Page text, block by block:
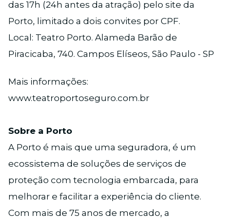
das 17h (24h antes da atração) pelo site da
Porto, limitado a dois convites por CPF.
Local: Teatro Porto. Alameda Barão de
Piracicaba, 740. Campos Elíseos, São Paulo - SP
Mais informações:
www.teatroportoseguro.com.br
Sobre a Porto
A Porto é mais que uma seguradora, é um
ecossistema de soluções de serviços de
proteção com tecnologia embarcada, para
melhorar e facilitar a experiência do cliente.
Com mais de 75 anos de mercado, a